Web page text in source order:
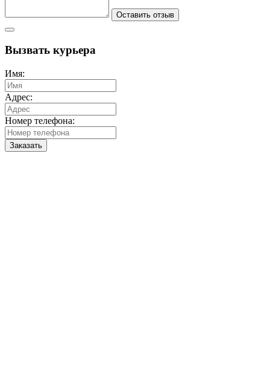
Оставить отзыв
Вызвать курьера
Имя:
Адрес:
Номер телефона:
Заказать